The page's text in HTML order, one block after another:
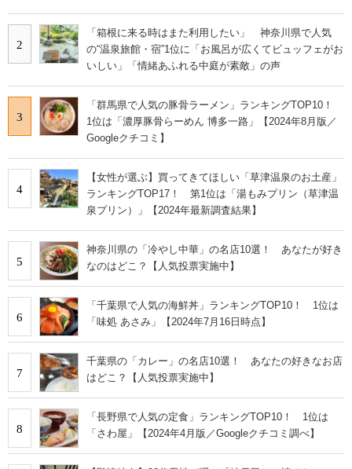
2
「箱根に来る時はまた利用したい」 神奈川県で人気
の“温泉旅館・宿”1位に「お風呂が広くてビュッフェがお
いしい」「情緒あふれる中庭が素敵」の声
3
「群馬県で人気の豚骨ラーメン」ランキングTOP10！
1位は「濃厚豚骨らーめん 博多一路」【2024年8月版／
Googleクチコミ】
4
【女性が選ぶ】買ってきてほしい「草津温泉のお土産」
ランキングTOP17！ 第1位は「湯もみプリン（草津温
泉プリン）」【2024年最新調査結果】
5
神奈川県の「冷やし中華」の名店10選！ あなたが好き
なのはどこ？【人気投票実施中】
6
「千葉県で人気の海鮮丼」ランキングTOP10！ 1位は
「味処 あさみ」【2024年7月16日時点】
7
千葉県の「カレー」の名店10選！ あなたの好きなお店
はどこ？【人気投票実施中】
8
「長野県で人気の定食」ランキングTOP10！ 1位は
「さわ屋」【2024年4月版／Googleクチコミ調べ】